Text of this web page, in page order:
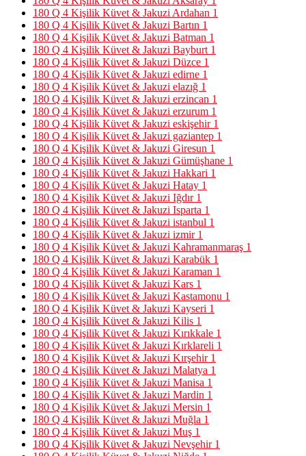
180 Q 4 Kişilik Küvet & Jakuzi Ardahan 1
180 Q 4 Kişilik Küvet & Jakuzi Bartın 1
180 Q 4 Kişilik Küvet & Jakuzi Batman 1
180 Q 4 Kişilik Küvet & Jakuzi Bayburt 1
180 Q 4 Kişilik Küvet & Jakuzi Düzce 1
180 Q 4 Kişilik Küvet & Jakuzi edirne 1
180 Q 4 Kişilik Küvet & Jakuzi elazığ 1
180 Q 4 Kişilik Küvet & Jakuzi erzincan 1
180 Q 4 Kişilik Küvet & Jakuzi erzurum 1
180 Q 4 Kişilik Küvet & Jakuzi eskişehir 1
180 Q 4 Kişilik Küvet & Jakuzi gaziantep 1
180 Q 4 Kişilik Küvet & Jakuzi Giresun 1
180 Q 4 Kişilik Küvet & Jakuzi Gümüşhane 1
180 Q 4 Kişilik Küvet & Jakuzi Hakkari 1
180 Q 4 Kişilik Küvet & Jakuzi Hatay 1
180 Q 4 Kişilik Küvet & Jakuzi Iğdır 1
180 Q 4 Kişilik Küvet & Jakuzi Isparta 1
180 Q 4 Kişilik Küvet & Jakuzi istanbul 1
180 Q 4 Kişilik Küvet & Jakuzi izmir 1
180 Q 4 Kişilik Küvet & Jakuzi Kahramanmaraş 1
180 Q 4 Kişilik Küvet & Jakuzi Karabük 1
180 Q 4 Kişilik Küvet & Jakuzi Karaman 1
180 Q 4 Kişilik Küvet & Jakuzi Kars 1
180 Q 4 Kişilik Küvet & Jakuzi Kastamonu 1
180 Q 4 Kişilik Küvet & Jakuzi Kayseri 1
180 Q 4 Kişilik Küvet & Jakuzi Kilis 1
180 Q 4 Kişilik Küvet & Jakuzi Kırıkkale 1
180 Q 4 Kişilik Küvet & Jakuzi Kırklareli 1
180 Q 4 Kişilik Küvet & Jakuzi Kırşehir 1
180 Q 4 Kişilik Küvet & Jakuzi Malatya 1
180 Q 4 Kişilik Küvet & Jakuzi Manisa 1
180 Q 4 Kişilik Küvet & Jakuzi Mardin 1
180 Q 4 Kişilik Küvet & Jakuzi Mersin 1
180 Q 4 Kişilik Küvet & Jakuzi Muğla 1
180 Q 4 Kişilik Küvet & Jakuzi Muş 1
180 Q 4 Kişilik Küvet & Jakuzi Nevşehir 1